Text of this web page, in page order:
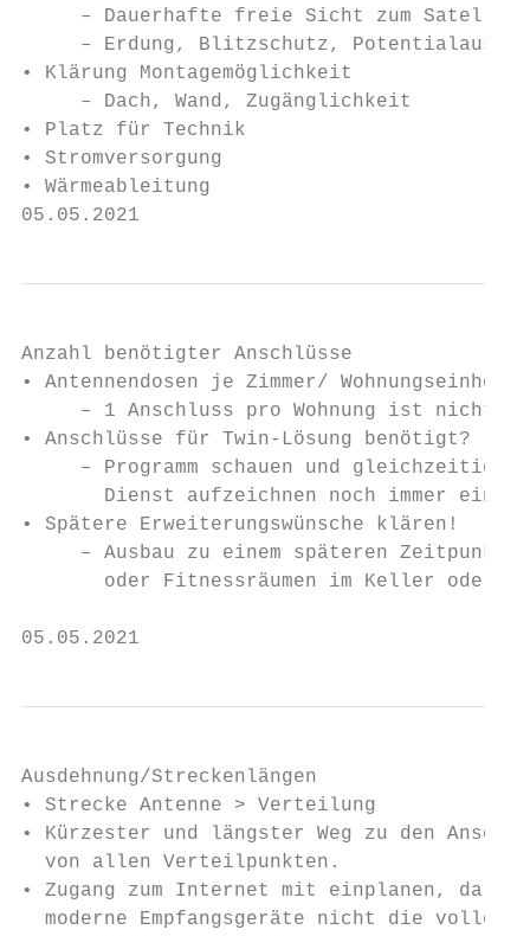
– Dauerhafte freie Sicht zum
– Erdung, Blitzschutz,
• Klärung Montagemöglichkeit
     – Dach, Wand, Zugänglichkeit
• Platz für Technik
• Stromversorgung
• Wärmeableitung
05.05.2021
Anzahl benötigter Anschlüsse
• Antennendosen je Zimmer/ Wohnungseinheit?
– 1 Anschluss pro Wohnung ist nicht
• Anschlüsse für Twin-Lösung benötigt?
– Programm schauen und gleichzeitig
Dienst aufzeichnen noch immer ein
• Spätere Erweiterungswünsche klären!
– Ausbau zu einem späteren Zeitpunkt
oder Fitnessräumen im Keller oder
05.05.2021
Ausdehnung/Streckenlängen
• Strecke Antenne > Verteilung
• Kürzester und längster Weg zu den
  von allen Verteilpunkten.
• Zugang zum Internet mit einplanen, da
  moderne Empfangsgeräte nicht die volle